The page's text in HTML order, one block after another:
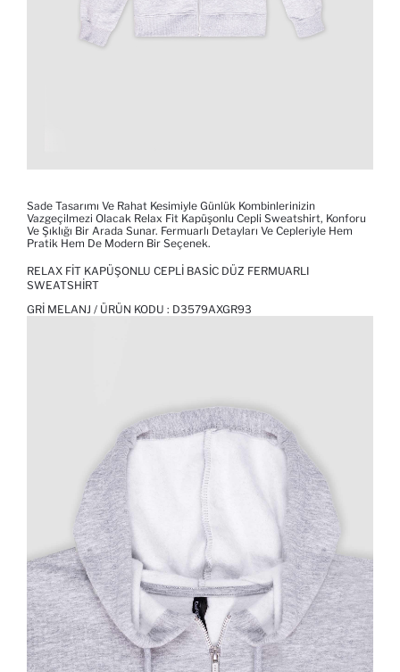
Sade Tasarımı Ve Rahat Kesimiyle Günlük Kombinlerinizin
Vazgeçilmezi Olacak Relax Fit Kapüşonlu Cepli Sweatshirt, Konforu
Ve Şıklığı Bir Arada Sunar. Fermuarlı Detayları Ve Cepleriyle Hem
Pratik Hem De Modern Bir Seçenek.
RELAX FIT KAPÜŞONLU CEPLI BASIC DÜZ FERMUARLI
SWEATSHIRT
GRI MELANJ / ÜRÜN KODU : D3579AXGR93